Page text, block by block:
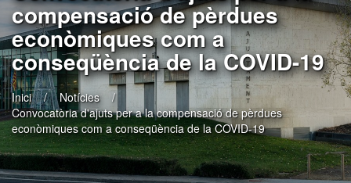
compensació de pèrdues
econòmiques com a
conseqüència de la COVID-19
Inici
Notícies
​Convocatòria d'ajuts per a la compensació de pèrdues
econòmiques com a conseqüència de la COVID-19